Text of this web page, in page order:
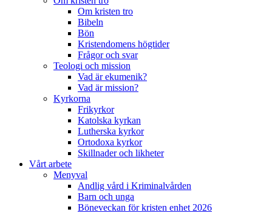
Om kristen tro
Bibeln
Bön
Kristendomens högtider
Frågor och svar
Teologi och mission
Vad är ekumenik?
Vad är mission?
Kyrkorna
Frikyrkor
Katolska kyrkan
Lutherska kyrkor
Ortodoxa kyrkor
Skillnader och likheter
Vårt arbete
Menyval
Andlig vård i Kriminalvården
Barn och unga
Böneveckan för kristen enhet 2026